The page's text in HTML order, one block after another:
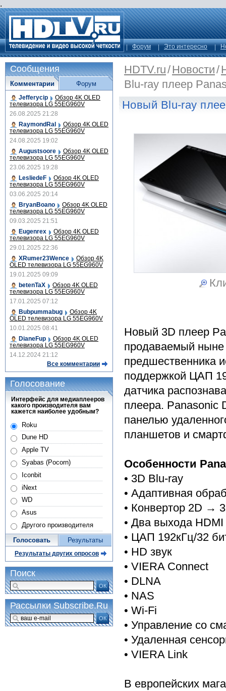
.
Форум Это интересно
HDTV.ru/Новости/
Blu-ray плеер
Новый Blu-ray
Новый 3D плеер
продаваемый ныне
предшественника
поддержкой ЦАП
датчика
плеера. Panasonic
панелью
планшетов и
Особенности
• 3D Blu-ray
• Адаптивная
• Конвертор 2D →
• Два выхода HDMI
• ЦАП 192кГц/32
• HD звук
• VIERA Connect
• DLNA
• NAS
• Wi-Fi
• Управление со
• Удаленная
• VIERA Link
В европейских
Сообщения
Комментарии
Jefferycip Обзор 4K OLED
телевизора LG 55EG960V
26.08.2025 21:28
RaymondRal
Обзор 4K OLED
телевизора LG 55EG960V
24.08.2025 19:02
Augustsoore
Обзор 4K OLED
телевизора LG 55EG960V
23.06.2025 19:28
LesliedeF
Обзор 4K OLED
телевизора LG 55EG960V
03.06.2025 20:14
BryanBoano
Обзор 4K OLED
телевизора LG 55EG960V
09.03.2025 21:51
Eugenrex
Обзор 4K OLED
телевизора LG 55EG960V
29.01.2025 22:36
XRumer23Wence
Обзор 4K
OLED телевизора LG 55EG960V
19.01.2025 09:09
betenTaX
Обзор 4K OLED
телевизора LG 55EG960V
17.01.2025 07:12
Bubpummabug
Обзор 4K
OLED телевизора LG 55EG960V
10.01.2025 08:41
DianeFup
Обзор 4K OLED
телевизора LG 55EG960V
14.12.2024 21:12
Все комментарии
Форум
Голосование
Интерфейс для медиаплееров
какого производителя вам
кажется наиболее удобным?
Roku
Dune HD
Apple TV
Syabas (Pocorn)
Iconbit
iNext
WD
Asus
Другого производителя
Голосовать Результаты
Результаты других опросов
Поиск
ОК
Рассылки Subscribe.Ru
ОК